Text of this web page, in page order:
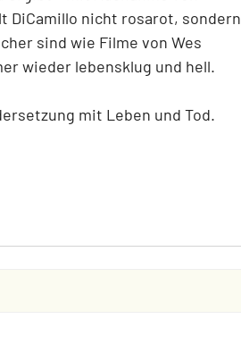
DiCamillo nicht rosarot, sondern
sind wie Filme von Wes
wieder lebensklug und hell.
mit Leben und Tod.